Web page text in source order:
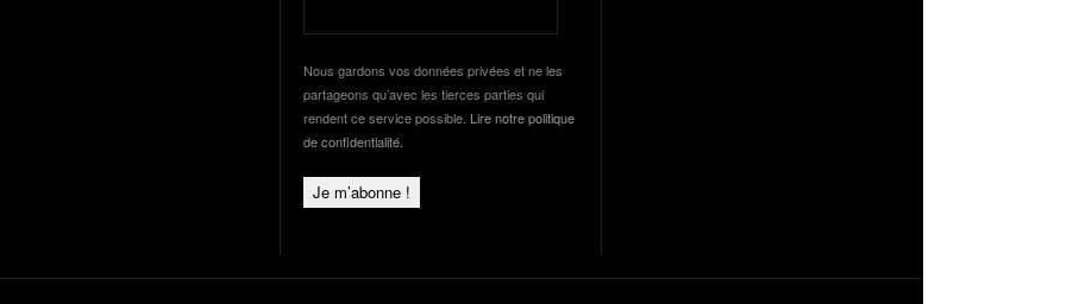
Nous gardons vos données privées et ne les
partageons qu’avec les tierces parties qui
rendent ce service possible. Lire notre politique
de confidentialité.